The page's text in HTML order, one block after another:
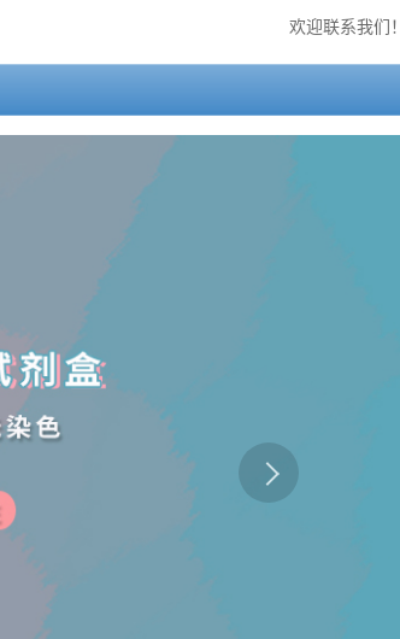
欢迎联系我们！